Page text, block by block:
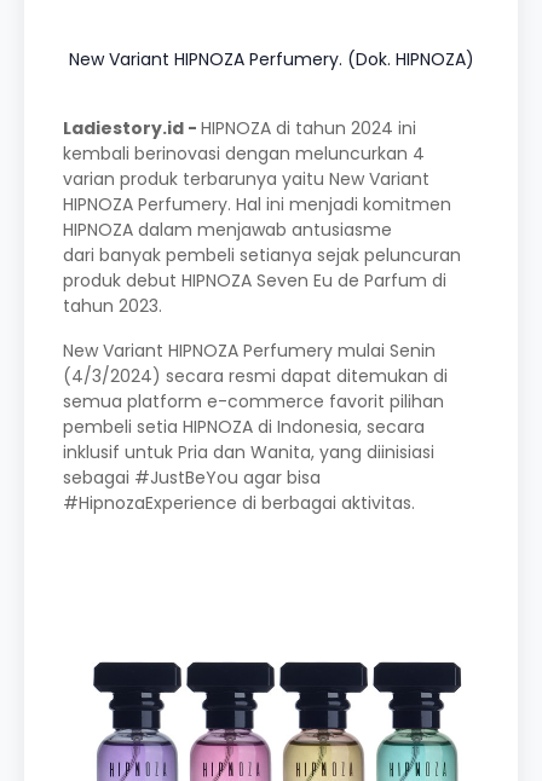
New Variant HIPNOZA Perfumery. (Dok. HIPNOZA)
Ladiestory.id - HIPNOZA di tahun 2024 ini
kembali berinovasi dengan meluncurkan 4
varian produk terbarunya yaitu New Variant
HIPNOZA Perfumery. Hal ini menjadi komitmen
HIPNOZA dalam menjawab antusiasme
dari banyak pembeli setianya sejak peluncuran
produk debut HIPNOZA Seven Eu de Parfum di
tahun 2023.
New Variant HIPNOZA Perfumery mulai Senin
(4/3/2024) secara resmi dapat ditemukan di
semua platform e-commerce favorit pilihan
pembeli setia HIPNOZA di Indonesia, secara
inklusif untuk Pria dan Wanita, yang diinisiasi
sebagai #JustBeYou agar bisa
#HipnozaExperience di berbagai aktivitas.